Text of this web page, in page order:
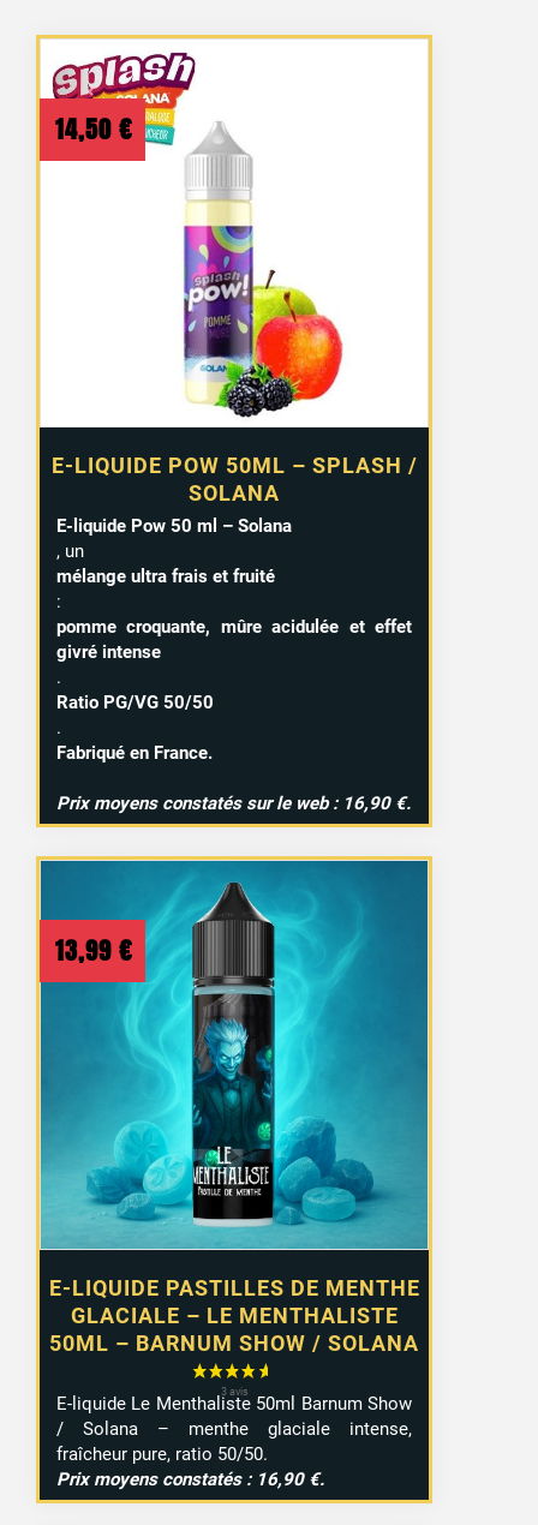
E-LIQUIDE POW 50ML – SPLASH /
SOLANA
14,50 €
E-liquide Pow 50 ml – Solana
, un
mélange ultra frais et fruité
:
pomme croquante, mûre acidulée et effet
givré intense
.
Ratio PG/VG 50/50
.
Fabriqué en France.
Prix moyens constatés sur le web : 16,90 €.
E-LIQUIDE PASTILLES DE MENTHE
GLACIALE – LE MENTHALISTE
50ML – BARNUM SHOW / SOLANA
13,99 €
E-liquide Le Menthaliste 50ml Barnum Show
/ Solana – menthe glaciale intense,
fraîcheur pure, ratio 50/50.
Prix moyens constatés : 16,90 €.